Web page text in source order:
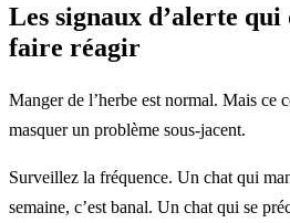
Les signaux d’alerte qui
faire réagir
Manger de l’herbe est normal. Mais ce
masquer un problème sous-jacent.
Surveillez la fréquence. Un chat qui
semaine, c’est banal. Un chat qui se